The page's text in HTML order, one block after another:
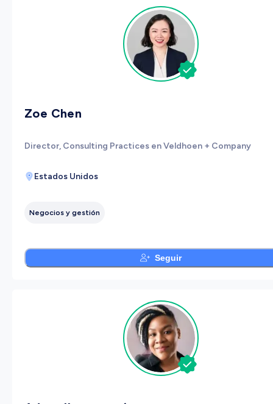
Zoe Chen
Director, Consulting Practices en Veldhoen + Company
Estados Unidos
Negocios y gestión
Seguir